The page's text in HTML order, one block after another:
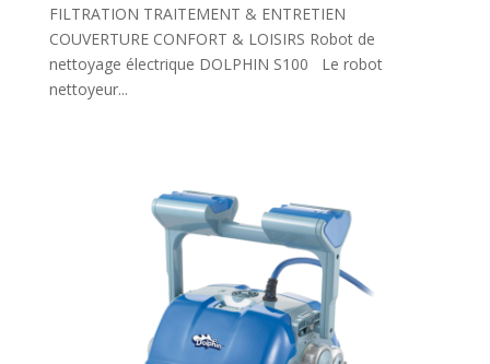
FILTRATION TRAITEMENT & ENTRETIEN
COUVERTURE CONFORT & LOISIRS Robot de
nettoyage électrique DOLPHIN S100 Le robot
nettoyeur...